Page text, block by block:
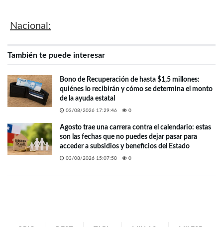
Nacional:
También te puede interesar
Bono de Recuperación de hasta $1,5 millones:
quiénes lo recibirán y cómo se determina el monto
de la ayuda estatal
03/08/2026 17:29:46 0
Agosto trae una carrera contra el calendario: estas
son las fechas que no puedes dejar pasar para
acceder a subsidios y beneficios del Estado
03/08/2026 15:07:58 0